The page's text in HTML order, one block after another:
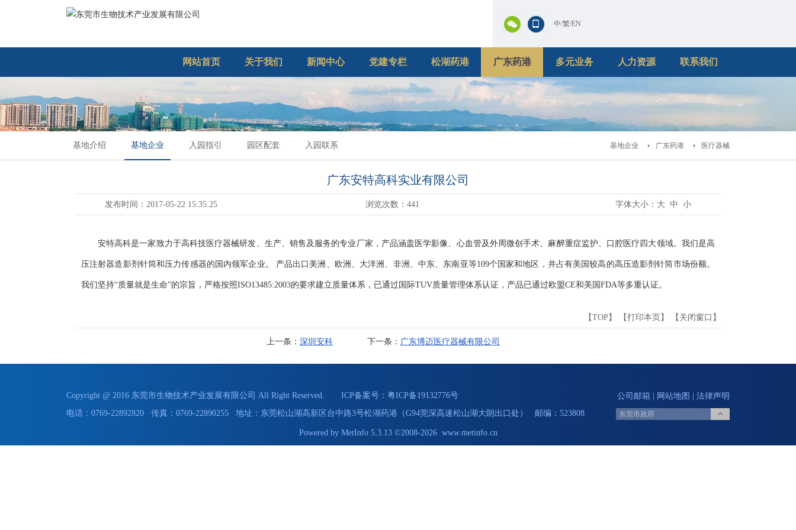
中/繁/EN
网站首页 关于我们 新闻中心 党建专栏 松湖药港 广东药港 多元业务 人力资源 联系我们
基地介绍 基地企业 入园指引 园区配套 入园联系 基地企业 广东药港 医疗器械
广东安特高科实业有限公司
发布时间：2017-05-22 15:35:25 浏览次数： 441 字体大小： 大 中 小
安特高科是一家致力于高科技医疗器械研发、生产、销售及服务的专业厂家，产品涵盖医学影像、心血管及外周微创手术、麻醉重症监护、口腔医疗四大领域。我们是高
压注射器造影剂针筒和压力传感器的国内领军企业。 产品出口美洲、欧洲、大洋洲、非洲、中东、东南亚等109个国家和地区，并占有美国较高的高压造影剂针筒市场份额。
我们坚持“质量就是生命”的宗旨，严格按照ISO13485:2003的要求建立质量体系，已通过国际TUV质量管理体系认证，产品已通过欧盟CE和美国FDA等多重认证。
【TOP 】 【打印本页 】 【 关闭窗口 】
上一条： 深圳安科 下一条： 广东博迈医疗器械有限公司
Copyright @ 2016 东莞市生物技术产业发展有限公司 All Right Reserved. ICP备案号： 粤ICP备19132776号
电话：0769-22892820 传真：0769-22890255 地址：东莞松山湖高新区台中路3号松湖药港（G94莞深高速松山湖大朗出口处） 邮编：523808
公司邮箱 网站地图 法律声明
Powered by MetInfo 5.3.13©2008-2026 www.metinfo.cn